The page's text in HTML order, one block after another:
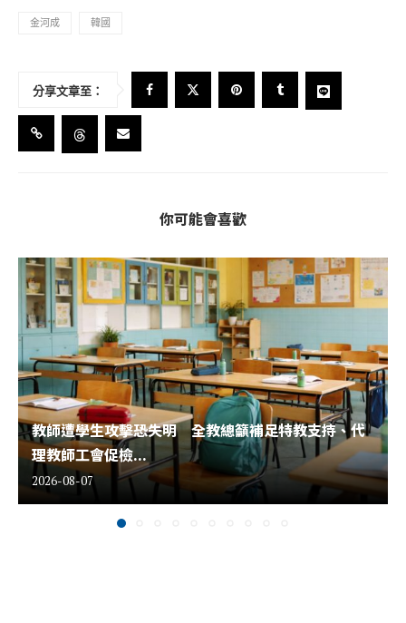
金河成 韓國
分享文章至：
你可能會喜歡
教師遭學生攻擊恐失明 全教總籲補足特教支持、代
理教師工會促檢...
2026-08-07